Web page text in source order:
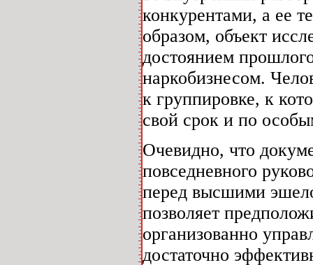
конкурентами, а ее
образом, объект
достоянием
наркобизнесом.
к группировке, к
свой срок и по
Очевидно, что
повседневного
перед высшими
позволяет
организованно
достаточно